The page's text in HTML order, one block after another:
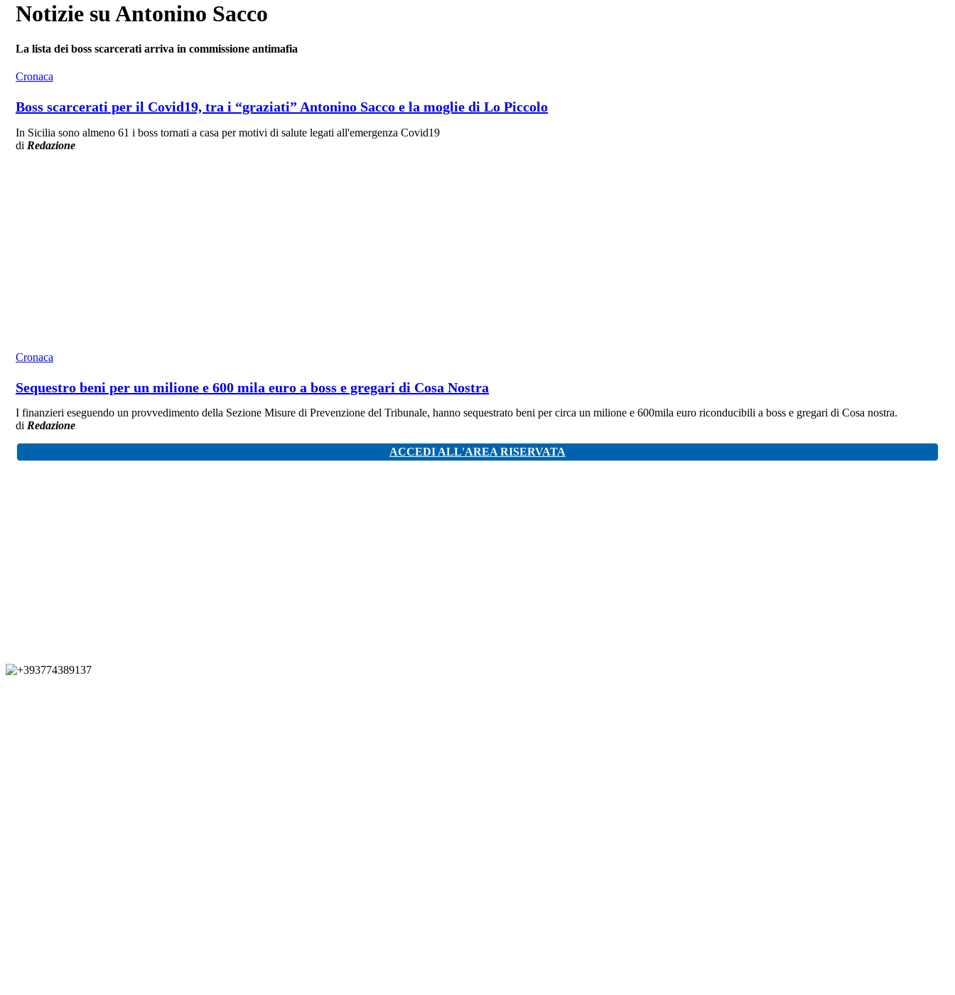
Notizie su Antonino Sacco
La lista dei boss scarcerati arriva in commissione antimafia
Cronaca
Boss scarcerati per il Covid19, tra i “graziati” Antonino Sacco e la moglie di Lo Piccolo
In Sicilia sono almeno 61 i boss tornati a casa per motivi di salute legati all'emergenza Covid19
di Redazione
Cronaca
Sequestro beni per un milione e 600 mila euro a boss e gregari di Cosa Nostra
I finanzieri eseguendo un provvedimento della Sezione Misure di Prevenzione del Tribunale, hanno sequestrato beni per circa un milione e 600mila euro riconducibili a boss e gregari di Cosa nostra.
di Redazione
ACCEDI ALL'AREA RISERVATA